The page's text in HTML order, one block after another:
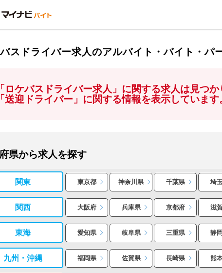
スドライバー求人のアルバイト・バイト・パ
「ロケバスドライバー求人」に関する求人は見つか
「送迎ドライバー」に関する情報を表示しています
県から求人を探す
関東 東京都 神奈川県 千葉県 埼
関西 大阪府 兵庫県 京都府 滋
東海 愛知県 岐阜県 三重県 静
九州・沖縄 福岡県 佐賀県 長崎県 熊